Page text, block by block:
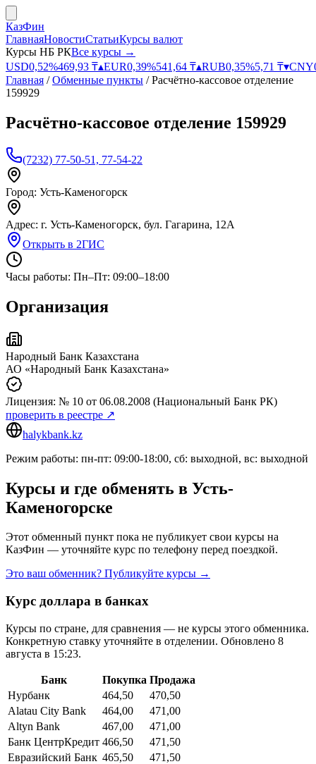
КазФин
ГлавнаяНовостиСтатьиКурсы валют
Курсы НБ РКВсе курсы →
USD0,52%469,93 ₸▴EUR0,39%541,64 ₸▴RUB0,35%5,71 ₸▾CNY
Главная /Обменные пункты /Расчётно-кассовое отделение
159929
Расчётно-кассовое отделение 159929
(7232) 77-50-51, 77-54-22
Город: Усть-Каменогорск
Адрес: г. Усть-Каменогорск, бул. Гагарина, 12А
Открыть в 2ГИС
Часы работы: Пн–Пт: 09:00–18:00
Организация
Народный Банк Казахстана
АО «Народный Банк Казахстана»
Лицензия: № 10 от 06.08.2008 (Национальный Банк РК)
проверить в реестре ↗
halykbank.kz
Режим работы: пн-пт: 09:00-18:00, сб: выходной, вс: выходной
Курсы и где обменять в Усть-
Каменогорске
Этот обменный пункт пока не публикует свои курсы на
КазФин — уточняйте курс по телефону перед поездкой.
Это ваш обменник? Публикуйте курсы →
Курс доллара в банках
Курсы по стране, для сравнения — не курсы этого обменника.
Конкретную ставку уточняйте в отделении. Обновлено 8
августа в 15:23.
Банк Покупка Продажа
Нурбанк
464,50
470,50
Alatau City Bank
464,00
471,00
Altyn Bank
467,00
471,00
Банк ЦентрКредит 466,50
471,50
Евразийский Банк 465,50
471,50